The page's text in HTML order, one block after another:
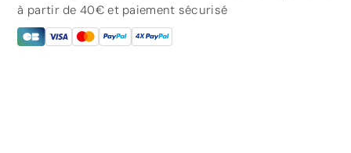
à partir de 40€ et paiement sécurisé